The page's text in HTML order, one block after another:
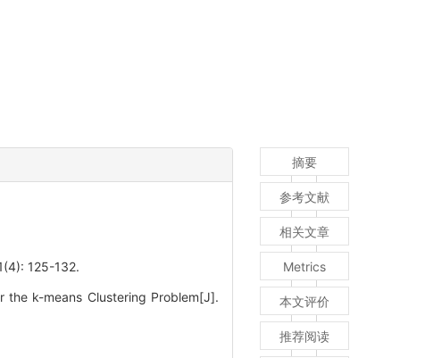
125-132.
the k-means Clustering Problem[J].
摘要
参考文献
相关文章
Metrics
本文评价
推荐阅读